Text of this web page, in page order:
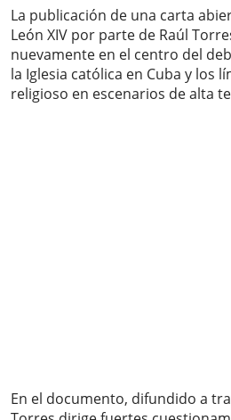
La publicación de una carta
León XIV por parte de Raúl
nuevamente en el centro del
la Iglesia católica en Cuba y los
religioso en escenarios de alta
En el documento, difundido a